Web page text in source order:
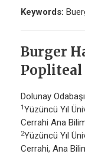
Keywords:
Burger
Popliteal
Dolunay Odabaşı
1Yüzüncü Yıl
Cerrahi Ana
2Yüzüncü Yıl
Cerrahi, Ana